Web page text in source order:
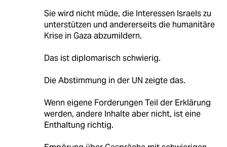
Sie wird nicht müde, die Interessen Israels zu
unterstützen und andererseits die humanitäre
Krise in Gaza abzumildern.
Das ist diplomarisch schwierig.
Die Abstimmung in der UN zeigte das.
Wenn eigene Forderungen Teil der Erklärung
werden, andere Inhalte aber nicht, ist eine
Enthaltung richtig.